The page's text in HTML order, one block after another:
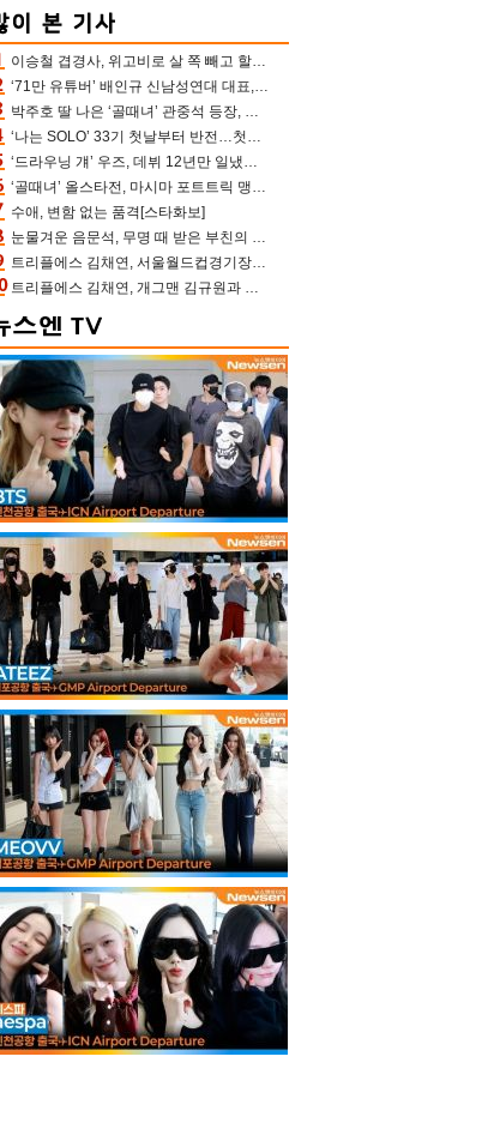
이승철 겹경사, 위고비로 살 쪽 빼고 할아버지 된다‥마음으로 낳은 딸 임신 자랑(유퀴즈)
‘71만 유튜버’ 배인규 신남성연대 대표, 오늘(5일) 숨진 채 발견…향년 36세
박주호 딸 나은 ‘골때녀’ 관중석 등장, 김민재 복제인간 보고 혼란 [결정적장면]
‘나는 SOLO’ 33기 첫날부터 반전…첫인상 0표 영호, 호감남 급부상
‘드라우닝 걔’ 우즈, 데뷔 12년만 일냈다…체조경기장 입성 확정
‘골때녀’ 올스타전, 마시마 포트트릭 맹추격전 5:4 골 잔치 ‘짜릿’ [어제TV]
수애, 변함 없는 품격[스타화보]
눈물겨운 음문석, 무명 때 받은 부친의 전재산→폐암 父 세상 떠나기 전 여행(유퀴즈)[어제TV]
트리플에스 김채연, 서울월드컵경기장에 뜬 맨시티 여신 [포토엔HD]
트리플에스 김채연, 개그맨 김규원과 함께 프리뷰쇼 진행 [포토엔HD]